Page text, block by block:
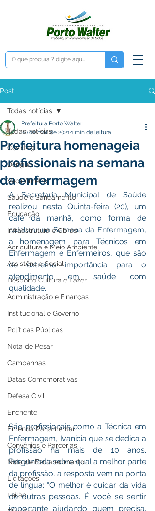
Post
Todas notícias
Covid-19
Dengue
Vacinômetro
Saúde e Saneamento
Educação
Infraestrutura e Obras
Agricultura e Meio Ambiente
Assistência Social
Desporto Cultura e Lazer
Administração e Finanças
Institucional e Governo
Políticas Públicas
Nota de Pesar
Campanhas
Datas Comemorativas
Defesa Civil
Enchente
Emenda Parlamentar
Convênios e Parcerias
Nota de Esclarecimento
Licitações
Leilão
Todas notícias
Prefeitura homenageia
profissionais na semana
da enfermagem
Prefeitura Porto Walter
20 de mai. de 20211 min de leitura
A Secretaria Municipal de Saúde
realizou nesta Quinta-feira (20), um
café da manhã, como forma de
celebrar na Semana da Enfermagem,
a homenagem para Técnicos em
Enfermagem e Enfermeiros, que são
de extrema importância para o
atendimento em saúde com
qualidade.
São profissionais como a Técnica em
Enfermagem, Ivanicia que se dedica a
profissão há mais de 10 anos.
Perguntada sobre qual a melhor parte
da profissão, a resposta vem na ponta
de língua: “O melhor é cuidar da vida
de outras pessoas. É você se sentir
importante ajudando quem precisa.